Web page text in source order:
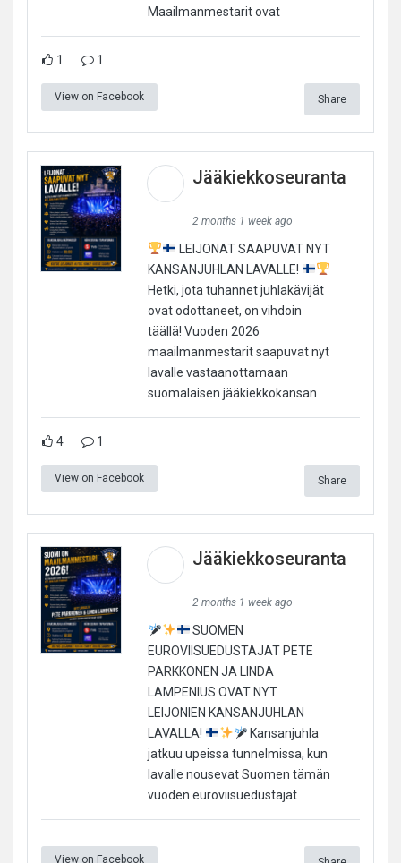
Maailmanmestarit ovat
1 1
View on Facebook Share
Jääkiekkoseuranta
2 months 1 week ago
LEIJONAT SAAPUVAT NYT
KANSANJUHLAN LAVALLE!
Hetki, jota tuhannet juhlakävijät
ovat odottaneet, on vihdoin
täällä! Vuoden 2026
maailmanmestarit saapuvat nyt
lavalle vastaanottamaan
suomalaisen jääkiekkokansan
4 1
View on Facebook Share
Jääkiekkoseuranta
2 months 1 week ago
SUOMEN
EUROVIISUEDUSTAJAT PETE
PARKKONEN JA LINDA
LAMPENIUS OVAT NYT
LEIJONIEN KANSANJUHLAN
LAVALLA!
Kansanjuhla
jatkuu upeissa tunnelmissa, kun
lavalle nousevat Suomen tämän
vuoden euroviisuedustajat
View on Facebook